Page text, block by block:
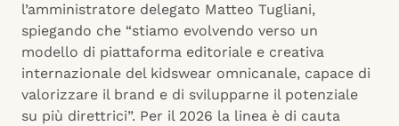
l’amministratore delegato Matteo Tugliani,
spiegando che “stiamo evolvendo verso un
modello di piattaforma editoriale e creativa
internazionale del kidswear omnicanale, capace di
valorizzare il brand e di svilupparne il potenziale
su più direttrici”. Per il 2026 la linea è di cauta